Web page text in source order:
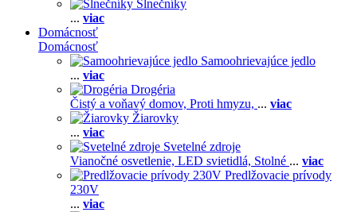
Slnečníky
... viac
Domácnosť
Domácnosť
Samoohrievajúce jedlo
... viac
Drogéria
Čistý a voňavý domov, Proti hmyzu, ... viac
Žiarovky
... viac
Svetelné zdroje
Vianočné osvetlenie, LED svietidlá, Stolné ... viac
Predlžovacie prívody
230V
... viac